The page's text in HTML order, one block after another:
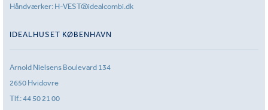
Håndværker: H-VEST@idealcombi.dk
IDEALHUSET KØBENHAVN
Arnold Nielsens Boulevard 134
2650 Hvidovre
Tlf.:44 50 21 00